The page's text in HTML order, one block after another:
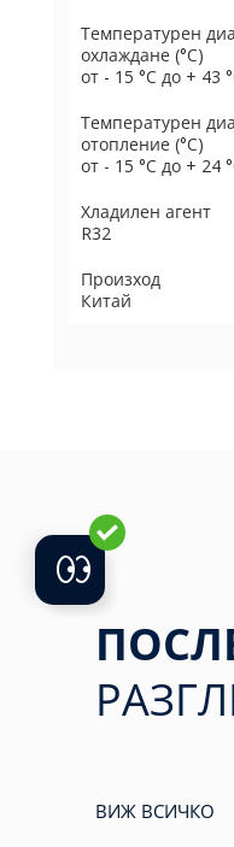
Температурен
охлаждане (°C)
от - 15 °C до + 43
Температурен
отопление (°C)
от - 15 °C до + 24
Хладилен агент
R32
Произход
Китай
ВИЖ ВСИЧКО